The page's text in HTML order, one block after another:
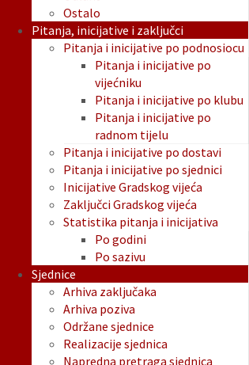
Ostalo
Pitanja, inicijative i zaključci
Pitanja i inicijative po podnosiocu
Pitanja i inicijative po
vijećniku
Pitanja i inicijative po klubu
Pitanja i inicijative po
radnom tijelu
Pitanja i inicijative po dostavi
Pitanja i inicijative po sjednici
Inicijative Gradskog vijeća
Zaključci Gradskog vijeća
Statistika pitanja i inicijativa
Po godini
Po sazivu
Sjednice
Arhiva zaključaka
Arhiva poziva
Održane sjednice
Realizacije sjednica
Napredna pretraga sjednica